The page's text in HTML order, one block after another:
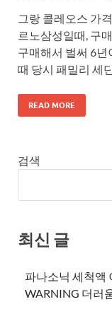
그랑 콜레오스 가
르노삼성일때, 구
구매해서 벌써 6년
때 당시 패밀리 세
READ MORE
검색
최신 글
파나소닉 세척액
WARNING 더러